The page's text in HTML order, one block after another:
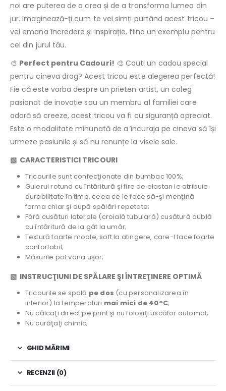
noi are puterea de a crea și de a transforma lumea din
jur. Imaginează-ți cum te vei simți purtând acest tricou –
vei emana încredere și inspirație, fiind un exemplu pentru
cei din jurul tău.
🎨 Perfect pentru Cadouri! 🎨 Cauti un cadou special
pentru cineva drag? Acest tricou este alegerea perfectă!
Fie că este vorba despre un prieten artist, un coleg
pasionat de inovație sau un membru al familiei care
adoră să creeze, acest tricou va fi cu siguranță apreciat.
Este o modalitate minunată de a încuraja pe cineva să își
urmeze pasiunile și să nu renunțe la visele sale.
▧ CARACTERISTICI TRICOURI
Tricourile sunt confecţionate din bumbac 100%;
Gulerul rotund cu întăritură şi fire de elastan le atribuie
durabilitate în timp, ceea ce le face să-şi menţină
forma chiar şi după spălări repetate;
Fără cusături laterale (croială tubulară) cusătură dublă
cu întăritură de la gât la umăr;
Textură foarte moale, soft la atingere, care-l face foarte
confortabil;
Măsurile pot varia uşor;
▧ INSTRUCŢIUNI DE SPĂLARE ŞI ÎNTREŢINERE OPTIMĂ
Tricourile se spală pe dos (cu personalizarea în
interior) la temperaturi mai mici de 40°C;
Nu călcaţi direct pe print şi nu folosiţi uscător automat;
Nu curăţaţi chimic;
GHID MĂRIMI
RECENZII (0)